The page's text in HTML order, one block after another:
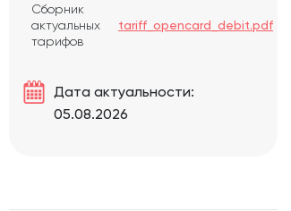
Сборник
актуальных
тарифов
tariff_opencard_debit.pdf
Дата актуальности:
05.08.2026